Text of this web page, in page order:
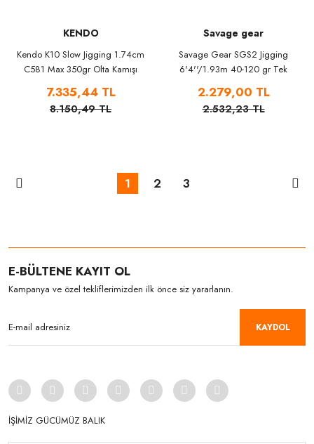
KENDO
Kendo K10 Slow Jigging 1.74cm
C581 Max 350gr Olta Kamışı
7.335,44 TL
8.150,49 TL
Savage gear
Savage Gear SGS2 Jigging
6'4''/1.93m 40-120 gr Tek
2.279,00 TL
2.532,23 TL
1 2 3
E-BÜLTENE KAYIT OL
Kampanya ve özel tekliflerimizden ilk önce siz yararlanın.
KAYDOL
İŞİMİZ GÜCÜMÜZ BALIK